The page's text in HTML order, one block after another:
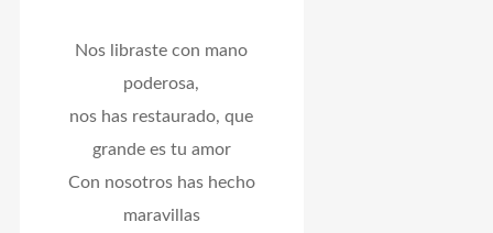
Nos libraste con mano
poderosa,
nos has restaurado, que
grande es tu amor
Con nosotros has hecho
maravillas